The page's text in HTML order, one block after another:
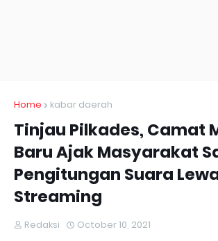
Home kabar daerah
Tinjau Pilkades, Camat
Baru Ajak Masyarakat
Pengitungan Suara
Streaming
Redaksi October 10, 2021